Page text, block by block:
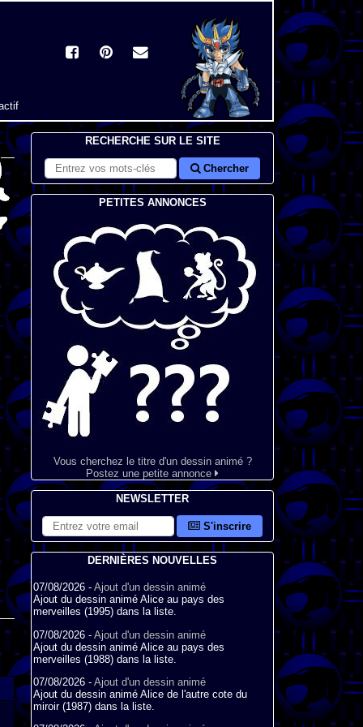
RECHERCHE SUR LE SITE
Chercher
PETITES ANNONCES
Vous cherchez le titre d'un dessin animé ?
Postez une petite annonce
NEWSLETTER
S'inscrire
DERNIÈRES NOUVELLES
07/08/2026 - Ajout d'un dessin animé
Ajout du dessin animé Alice au pays des
merveilles (1995) dans la liste.
07/08/2026 - Ajout d'un dessin animé
Ajout du dessin animé Alice au pays des
merveilles (1988) dans la liste.
07/08/2026 - Ajout d'un dessin animé
Ajout du dessin animé Alice de l'autre cote du
miroir (1987) dans la liste.